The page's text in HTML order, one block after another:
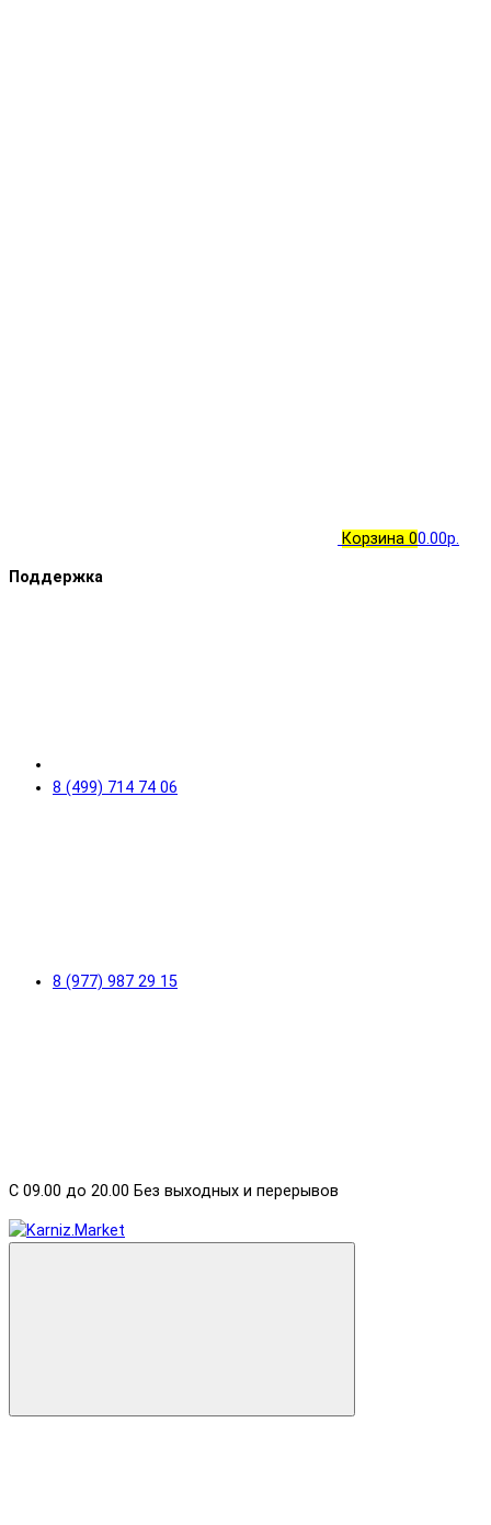
Корзина 00.00р.
Поддержка
8 (499) 714 74 06
8 (977) 987 29 15
С 09.00 до 20.00 Без выходных и перерывов